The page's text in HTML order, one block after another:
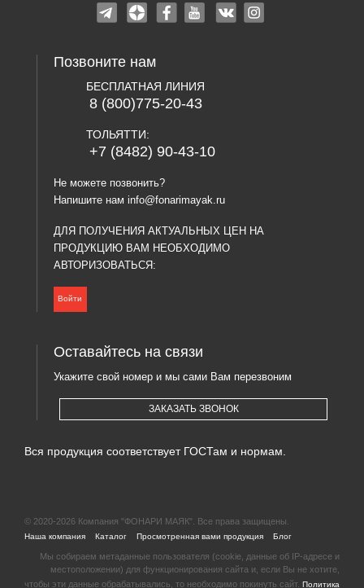
Позвоните нам
БЕСПЛАТНАЯ ЛИНИЯ
8 (800)775-20-43
ТОЛЬЯТТИ:
+7 (8482) 90-43-10
Не можете позвонить?
Напишите нам info@fonarimayak.ru
ДЛЯ ПОЛУЧЕНИЯ АКТУАЛЬНЫХ ЦЕН НА
ПРОДУКЦИЮ ВАМ НЕОБХОДИМО
АВТОРИЗОВАТЬСЯ:
Войти
Оставайтесь на связи
Укажите свой номер и мы сами Вам перезвоним
ЗАКАЗАТЬ ЗВОНОК
Вся продукция соответствует ГОСТам и нормам.
© 2020-2026 Компания "ФОНАРИ МАЯК". Все права защищены.
Наша компания Каталог Просмотренная вами продукция Блог
Мы собираем метаданные пользователя (cookie, данные об IP-адресе и
местоположении) для функционирования сайта и, если Вы не хотите,
чтобы эти данные обрабатывались, то необходимо покинуть сайт. Политика